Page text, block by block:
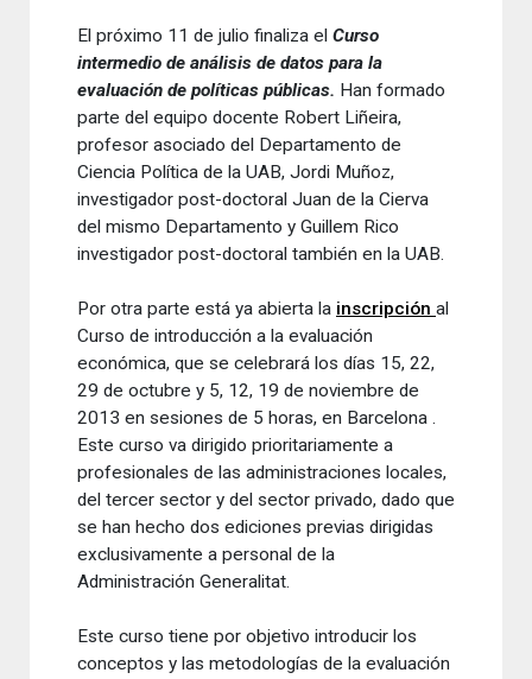
El próximo 11 de julio finaliza el Curso
intermedio de análisis de datos para la
evaluación de políticas públicas. Han formado
parte del equipo docente Robert Liñeira,
profesor asociado del Departamento de
Ciencia Política de la UAB, Jordi Muñoz,
investigador post-doctoral Juan de la Cierva
del mismo Departamento y Guillem Rico
investigador post-doctoral también en la UAB.
Por otra parte está ya abierta la inscripción al
Curso de introducción a la evaluación
económica, que se celebrará los días 15, 22,
29 de octubre y 5, 12, 19 de noviembre de
2013 en sesiones de 5 horas, en Barcelona .
Este curso va dirigido prioritariamente a
profesionales de las administraciones locales,
del tercer sector y del sector privado, dado que
se han hecho dos ediciones previas dirigidas
exclusivamente a personal de la
Administración Generalitat.
Este curso tiene por objetivo introducir los
conceptos y las metodologías de la evaluación